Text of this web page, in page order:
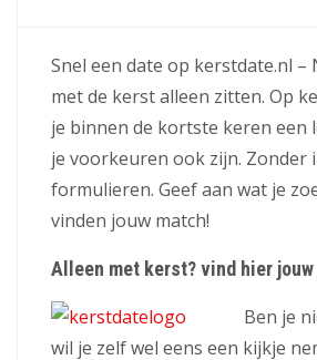
Snel een date op kerstdate.nl –
met de kerst alleen zitten. Op
je binnen de kortste keren een
je voorkeuren ook zijn. Zonder
formulieren. Geef aan wat je
vinden jouw match!
Alleen met kerst? vind hier
Ben je
wil je zelf wel eens een kijkje